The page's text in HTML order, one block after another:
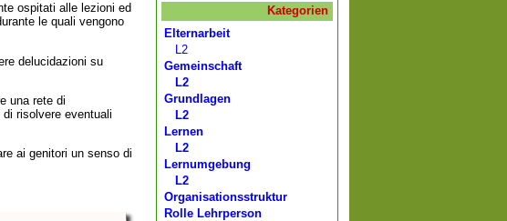
ospitati alle lezioni ed
le quali vengono
delucidazioni su
una rete di
risolvere eventuali
ai genitori un senso di
Kategorien
Elternarbeit
L2
Gemeinschaft
L2
Grundlagen
L2
Lernen
L2
Lernumgebung
L2
Organisationsstruktur
Rolle Lehrperson